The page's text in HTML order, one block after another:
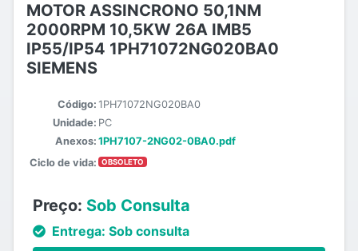
MOTOR ASSINCRONO 50,1NM
2000RPM 10,5KW 26A IMB5
IP55/IP54 1PH71072NG020BA0
SIEMENS
Código: 1PH71072NG020BA0
Unidade: PC
Anexos: 1PH7107-2NG02-0BA0.pdf
Ciclo de vida:
OBSOLETO
Preço: Sob Consulta
Entrega: Sob consulta